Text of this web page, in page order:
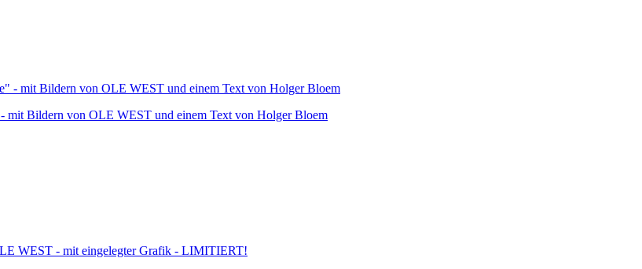
Bildern von OLE WEST und einem Text von Holger Bloem